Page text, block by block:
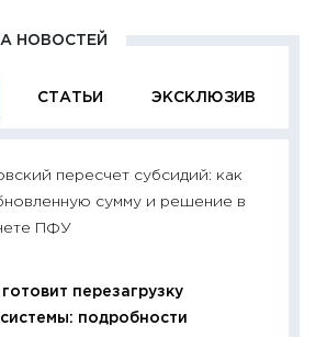
СТАТЬИ ЭКСКЛЮЗИВ
НОВОСТЕЙ
пересчет субсидий: как
сумму и решение в
ПФУ
перезагрузку
подробности